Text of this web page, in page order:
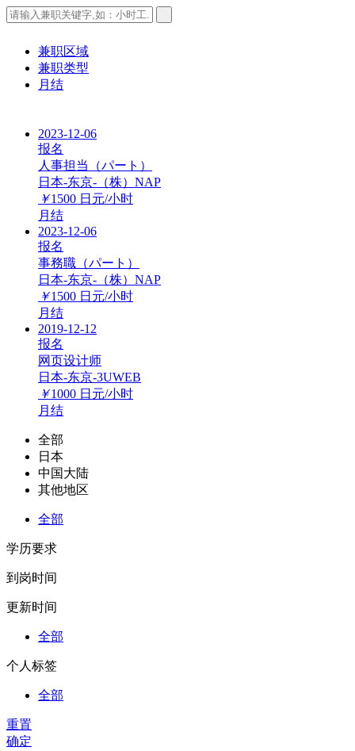
兼职区域
兼职类型
月结
2023-12-06
报名
人事担当（パート）
日本-东京-（株）NAP
￥1500 日元/小时
月结
2023-12-06
报名
事務職（パート）
日本-东京-（株）NAP
￥1500 日元/小时
月结
2019-12-12
报名
网页设计师
日本-东京-3UWEB
￥1000 日元/小时
月结
全部
日本
中国大陆
其他地区
全部
学历要求
到岗时间
更新时间
全部
个人标签
全部
重置
确定